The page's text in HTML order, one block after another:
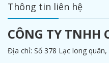
Thông tin liên hệ
CÔNG TY TNHH
Địa chỉ: Số 378 Lạc long